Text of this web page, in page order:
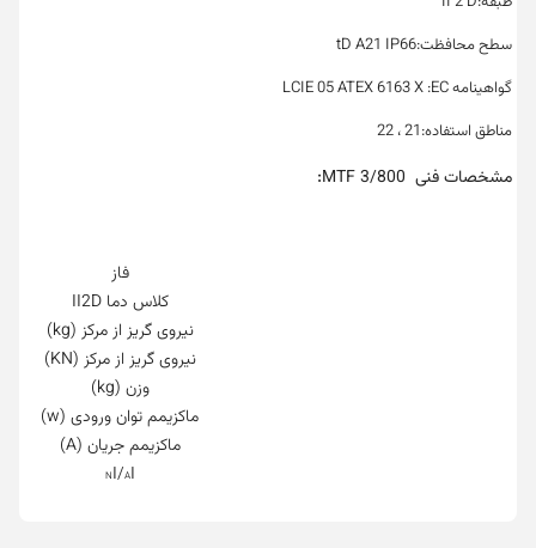
سطح محافظت:tD A21 IP66
گواهینامه LCIE 05 ATEX 6163 X :EC
مناطق استفاده:21 ، 22
مشخصات فنی MTF 3/800 :
فاز
کلاس دما II2D
نیروی گریز از مرکز (kg)
نیروی گریز از مرکز (KN)
وزن (kg)
ماکزیمم توان ورودی (w)
ماکزیمم جریان (A)
I
A
/I
N